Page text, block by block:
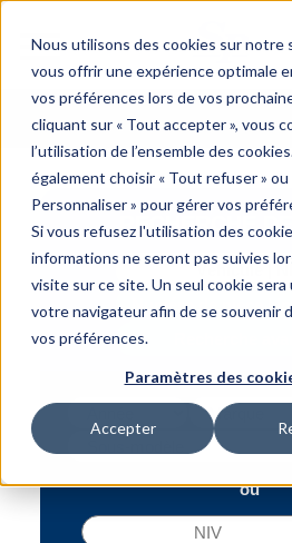
Nous utilisons des cookies sur notre
vous offrir une expérience optimale
vos préférences lors de vos
cliquant sur « Tout accepter », vous
l’utilisation de l’ensemble des
également choisir « Tout refuser »
Personnaliser » pour gérer vos
Si vous refusez l'utilisation des
informations ne seront pas suivies
visite sur ce site. Un seul cookie sera
votre navigateur afin de se souvenir
vos préférences.
Paramètres des
Accepter
menu
RECHERCHE
Véhicule |
Numéro de pièce |
ou